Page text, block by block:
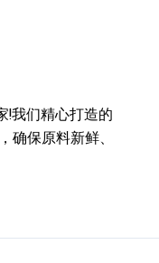
!我们精心打造的
确保原料新鲜、